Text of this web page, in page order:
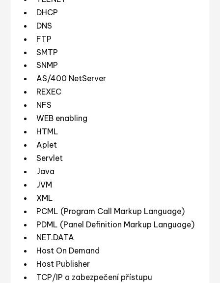
DHCP
DNS
FTP
SMTP
SNMP
AS/400 NetServer
REXEC
NFS
WEB enabling
HTML
Aplet
Servlet
Java
JVM
XML
PCML (Program Call Markup Language)
PDML (Panel Definition Markup Language)
NET.DATA
Host On Demand
Host Publisher
TCP/IP a zabezpečení přístupu